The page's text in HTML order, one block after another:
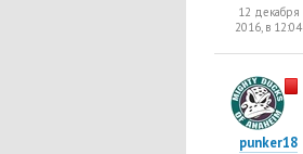
12 декабря
2016, в 12:04
punker18